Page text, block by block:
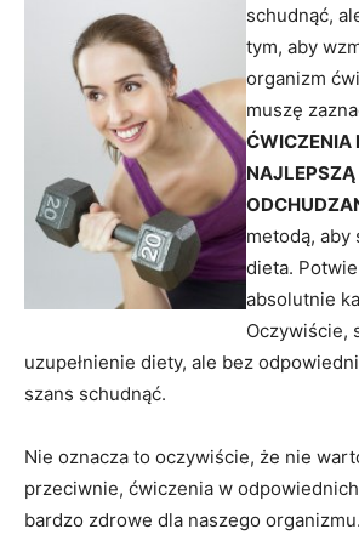
schudnąć,
tym, aby
organizm
muszę
ĆWICZENIA
metodą, aby
dieta.
absolutnie
Oczywiście,
uzupełnienie diety, ale bez
szans schudnąć.
Nie oznacza to oczywiście, że nie
przeciwnie, ćwiczenia w
bardzo zdrowe dla naszego organizmu.